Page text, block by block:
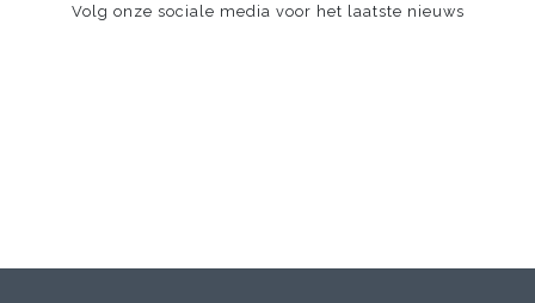
Volg onze sociale media voor het laatste nieuws